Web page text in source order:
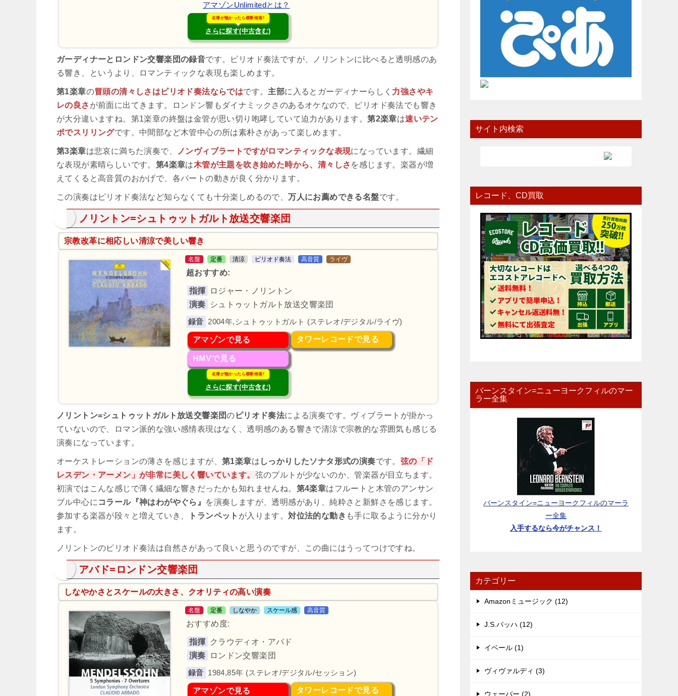
アマゾンUnlimitedとは？
在庫が無かったら横断検索!
さらに探す(中古含む)
ガーディナーとロンドン交響楽団の録音です。ピリオド奏法ですが、ノリントンに比べると透明感のあ
る響き、というより、ロマンティックな表現も楽しめます。
第1楽章の冒頭の清々しさはピリオド奏法ならではです。 主部に入るとガーディナーらしく 力強さやキ
レの良さ が前面に出てきます。ロンドン響もダイナミックさのあるオケなので、ピリオド奏法でも響き
が大分違いますね。第1楽章の終盤は金管が思い切り咆哮していて迫力があります。第2楽章は速いテン
ポでスリリングです。中間部など木管中心の所は素朴さがあって楽しめます。
第3楽章は悲哀に満ちた演奏で、 ノンヴィブラートですがロマンティックな表現になっています。繊細
な表現が素晴らしいです。 第4楽章は木管が主題を吹き始めた時から、清々しさ を感じます。楽器が増
えてくると高音質のおかげで、各パートの動きが良く分かります。
この演奏はピリオド奏法など知らなくても十分楽しめるので、万人にお薦めできる名盤です。
ノリントン=シュトゥットガルト放送交響楽団
宗教改革に相応しい清涼で美しい響き
名盤 定番 清涼 ピリオド奏法 高音質 ライヴ
超おすすめ:
指揮
ロジャー・ノリントン
演奏
シュトゥットガルト放送交響楽団
2004年,シュトゥットガルト (ステレオ/デジタル/ライヴ)
アマゾンで見る タワーレコードで見る
HMVで見る
在庫が無かったら横断検索!
さらに探す(中古含む)
ノリントン=シュトゥットガルト放送交響楽団の ピリオド奏法による演奏です。ヴィブラートが掛かっ
ていないので、ロマン派的な強い感情表現はなく、透明感のある響きで清涼で宗教的な雰囲気も感じる
演奏になっています。
オーケストレーションの薄さを感じますが、 第1楽章は しっかりしたソナタ形式の演奏です。 弦の「ド
レスデン・アーメン」が非常に美しく響いています。 弦のプルトが少ないのか、管楽器が目立ちます。
初演ではこんな感じで薄く繊細な響きだったかも知れませんね。 第4楽章はフルートと木管のアンサン
ブル中心に コラール『神はわがやぐら』
を演奏しますが、透明感があり、純粋さと新鮮さを感じます。
参加する楽器が段々と増えていき、
トランペット が入ります。対位法的な動き も手に取るように分かり
ます。
ノリントンのピリオド奏法は自然さがあって良いと思うのですが、この曲にはうってつけですね。
アバド=ロンドン交響楽団
しなやかさとスケールの大きさ、クオリティの高い演奏
名盤 定番 しなやか スケール感 高音質
おすすめ度:
指揮
クラウディオ・アバド
演奏
ロンドン交響楽団
1984,85年 (ステレオ/デジタル/セッション)
アマゾンで見る タワーレコードで見る
サイト内検索
レコード、CD買取
バーンスタイン=ニューヨークフィルのマー
ラー全集
バーンスタイン=ニューヨークフィルのマーラ
ー全集
入手するなら今がチャンス！
カテゴリー
Amazonミュージック (12)
J.S.バッハ (12)
イベール (1)
ヴィヴァルディ (3)
ウェーバー (2)